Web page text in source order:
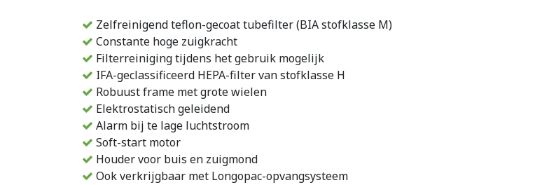
Zelfreinigend teflon-gecoat tubefilter (BIA stofklasse M)
Constante hoge zuigkracht
Filterreiniging tijdens het gebruik mogelijk
IFA-geclassificeerd HEPA-filter van stofklasse H
Robuust frame met grote wielen
Elektrostatisch geleidend
Alarm bij te lage luchtstroom
Soft-start motor
Houder voor buis en zuigmond
Ook verkrijgbaar met Longopac-opvangsysteem